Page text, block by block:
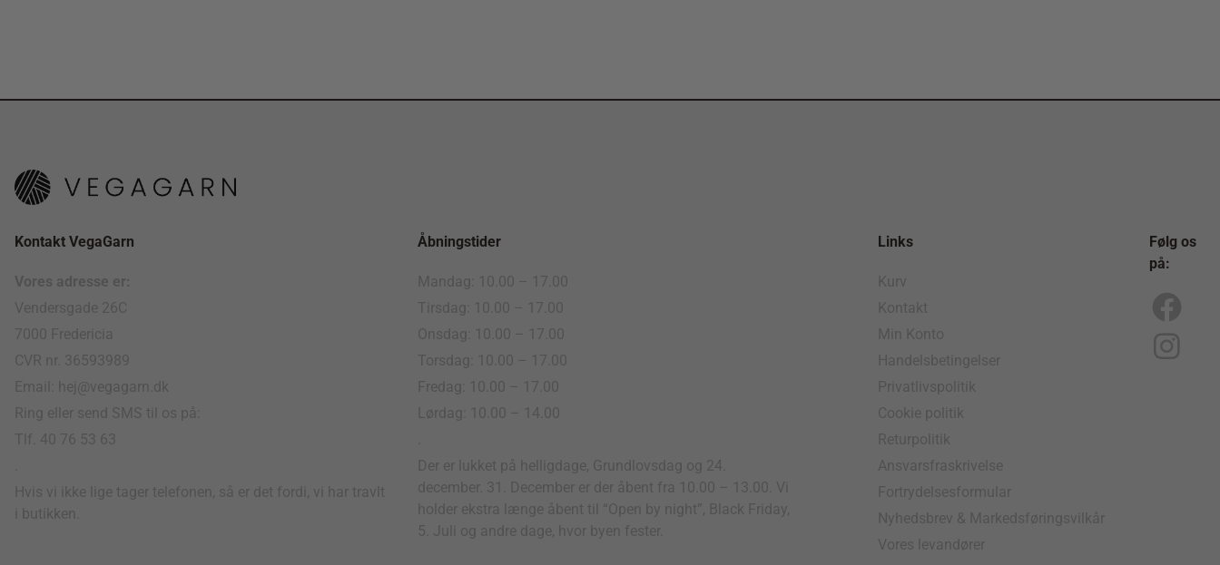
Kontakt VegaGarn
Vores adresse er:
Vendersgade 26C
7000 Fredericia
CVR nr. 36593989
Email: hej@vegagarn.dk
Ring eller send SMS til os på:
Tlf. 40 76 53 63
Hvis vi ikke lige tager telefonen, så er det fordi, vi har travlt
i butikken.
Åbningstider
Mandag: 10.00 – 17.00
Tirsdag: 10.00 – 17.00
Onsdag: 10.00 – 17.00
Torsdag: 10.00 – 17.00
Fredag: 10.00 – 17.00
Lørdag: 10.00 – 14.00
Der er lukket på helligdage, Grundlovsdag og 24.
december. 31. December er der åbent fra 10.00 – 13.00. Vi
holder ekstra længe åbent til “Open by night”, Black Friday,
5. Juli og andre dage, hvor byen fester.
Links
Kurv
Kontakt
Min Konto
Handelsbetingelser
Privatlivspolitik
Cookie politik
Returpolitik
Ansvarsfraskrivelse
Fortrydelsesformular
Nyhedsbrev & Markedsføringsvilkår
Vores levandører
Følg os
på:
F
a
I
n